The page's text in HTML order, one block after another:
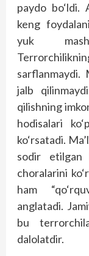
paydo bo‘ldi.
keng
yuk
sarflanmaydi.
jalb
qilishning
hodisalari
ko‘rsatadi.
sodir etilgan
choralarini
ham
anglatadi.
bu
dalolatdir.